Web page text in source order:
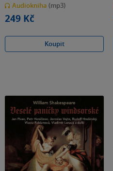
5
hvězdiček
Audiokniha (mp3)
249 Kč
Koupit